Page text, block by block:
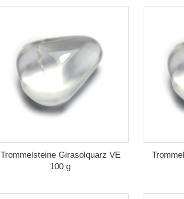
Trommelsteine Girasolquarz VE
100 g